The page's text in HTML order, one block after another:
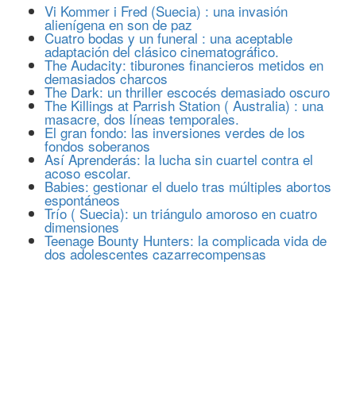
Vi Kommer i Fred (Suecia) : una invasión
alienígena en son de paz
Cuatro bodas y un funeral : una aceptable
adaptación del clásico cinematográfico.
The Audacity: tiburones financieros metidos en
demasiados charcos
The Dark: un thriller escocés demasiado oscuro
The Killings at Parrish Station ( Australia) : una
masacre, dos líneas temporales.
El gran fondo: las inversiones verdes de los
fondos soberanos
Así Aprenderás: la lucha sin cuartel contra el
acoso escolar.
Babies: gestionar el duelo tras múltiples abortos
espontáneos
Trío ( Suecia): un triángulo amoroso en cuatro
dimensiones
Teenage Bounty Hunters: la complicada vida de
dos adolescentes cazarrecompensas